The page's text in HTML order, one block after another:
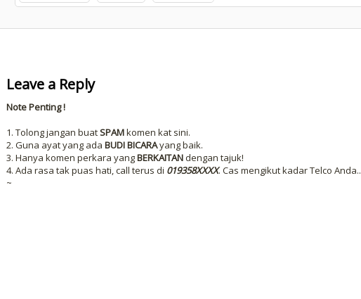
Leave a Reply
Note Penting !
1. Tolong jangan buatSPAMkomen kat sini.
2. Guna ayat yang ada BUDI BICARAyang baik.
3. Hanya komen perkara yangBERKAITANdengan tajuk!
4. Ada rasa tak puas hati, call terus di 019358XXXX. Cas mengikut kadar Telco Anda..
~